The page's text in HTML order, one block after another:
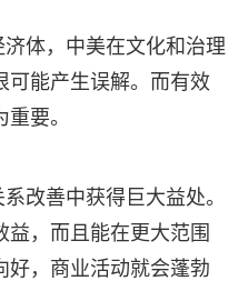
体，中美在文化和治理
可能产生误解。而有效
要。
改善中获得巨大益处。
益，而且能在更大范围
好，商业活动就会蓬勃